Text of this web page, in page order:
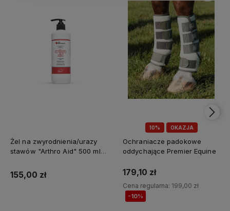
Żel na zwyrodnienia/urazy
stawów "Arthro Aid" 500 ml
155,00 zł
10% OKAZJA
Ochraniacze padokowe
oddychające Premier Equine
179,10 zł
Cena regularna: 199,00 zł
-10%